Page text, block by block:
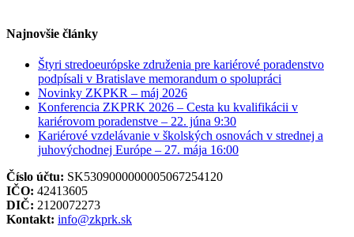
Najnovšie články
Štyri stredoeurópske združenia pre kariérové poradenstvo
podpísali v Bratislave memorandum o spolupráci
Novinky ZKPKR – máj 2026
Konferencia ZKPRK 2026 – Cesta ku kvalifikácii v
kariérovom poradenstve – 22. júna 9:30
Kariérové vzdelávanie v školských osnovách v strednej a
juhovýchodnej Európe – 27. mája 16:00
Číslo účtu: SK5309000000005067254120
IČO: 42413605
DIČ: 2120072273
Kontakt: info@zkprk.sk